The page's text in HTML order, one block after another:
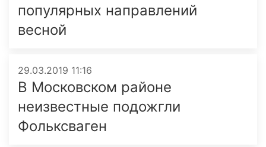
популярных направлений
весной
29.03.2019 11:16
В Московском районе
неизвестные подожгли
Фольксваген